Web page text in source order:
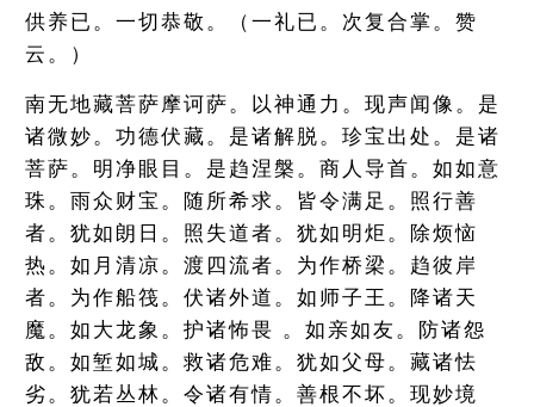
供养已。一切恭敬。（一礼已。次复合掌。赞
云。）
南无地藏菩萨摩诃萨。以神通力。现声闻像。是
诸微妙。功德伏藏。是诸解脱。珍宝出处。是诸
菩萨。明净眼目。是趋涅槃。商人导首。如如意
珠。雨众财宝。随所希求。皆令满足。照行善
者。犹如朗日。照失道者。犹如明炬。除烦恼
热。如月清凉。渡四流者。为作桥梁。趋彼岸
者。为作船筏。伏诸外道。如师子王。降诸天
魔。如大龙象。护诸怖畏 。如亲如友。防诸怨
敌。如堑如城。救诸危难。犹如父母。藏诸怯
劣。犹若丛林。令诸有情。善根不坏。现妙境